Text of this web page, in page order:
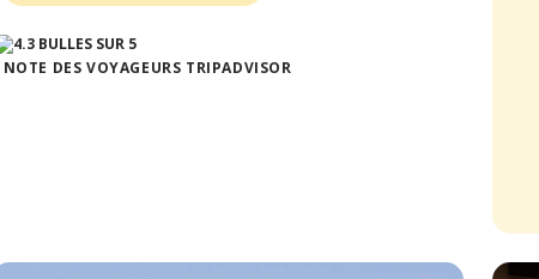
NOTE DES VOYAGEURS TRIPADVISOR